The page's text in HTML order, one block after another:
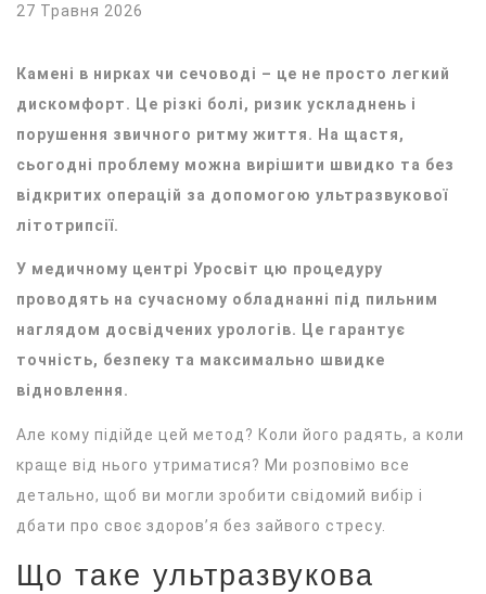
27 Травня 2026
Камені в нирках чи сечоводі – це не просто легкий
дискомфорт. Це різкі болі, ризик ускладнень і
порушення звичного ритму життя. На щастя,
сьогодні проблему можна вирішити швидко та без
відкритих операцій за допомогою ультразвукової
літотрипсії.
У медичному центрі Уросвіт цю процедуру
проводять на сучасному обладнанні під пильним
наглядом досвідчених урологів. Це гарантує
точність, безпеку та максимально швидке
відновлення.
Але кому підійде цей метод? Коли його радять, а коли
краще від нього утриматися? Ми розповімо все
детально, щоб ви могли зробити свідомий вибір і
дбати про своє здоров’я без зайвого стресу.
Що таке ультразвукова